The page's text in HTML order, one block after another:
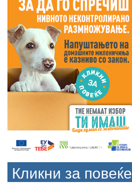
Кликни за повеќе